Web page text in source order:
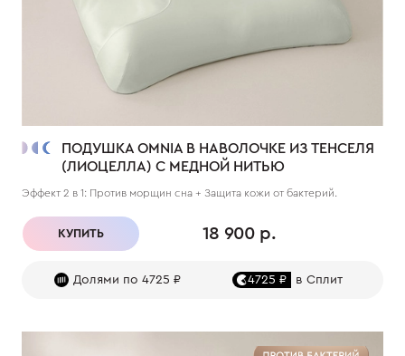
ПОДУШКА OMNIA В НАВОЛОЧКЕ ИЗ ТЕНСЕЛЯ
(ЛИОЦЕЛЛА) С МЕДНОЙ НИТЬЮ
Эффект 2 в 1: Против морщин сна + Защита кожи от бактерий.
КУПИТЬ 18 900 р.
Долями по 4725 ₽ 4725 ₽ в Сплит